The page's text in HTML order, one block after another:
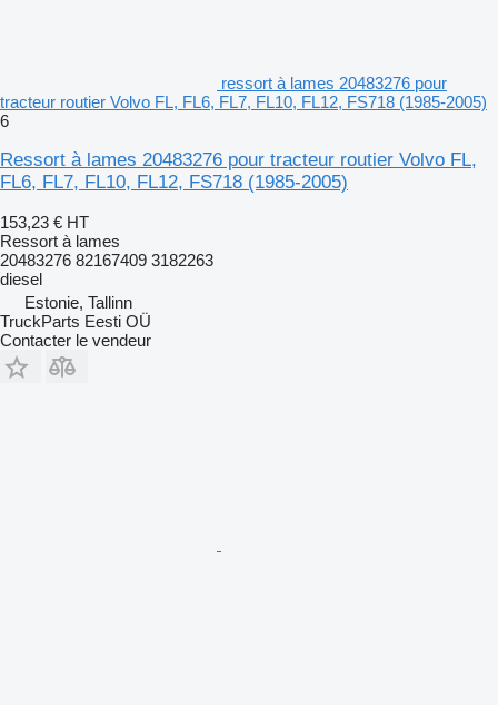
ressort à lames 20483276 pour
tracteur routier Volvo FL, FL6, FL7, FL10, FL12, FS718 (1985-2005)
6
Ressort à lames 20483276 pour tracteur routier Volvo FL,
FL6, FL7, FL10, FL12, FS718 (1985-2005)
153,23 € HT
Ressort à lames
20483276 82167409 3182263
diesel
Estonie, Tallinn
TruckParts Eesti OÜ
Contacter le vendeur